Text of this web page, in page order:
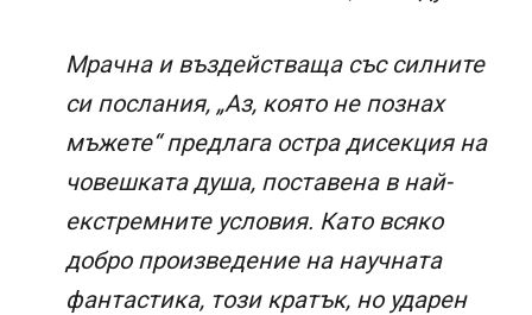
Мрачна и въздействаща със силните
си послания, „Аз, която не познах
мъжете“ предлага остра дисекция на
човешката душа, поставена в най-
екстремните условия. Като всяко
добро произведение на научната
фантастика, този кратък, но ударен